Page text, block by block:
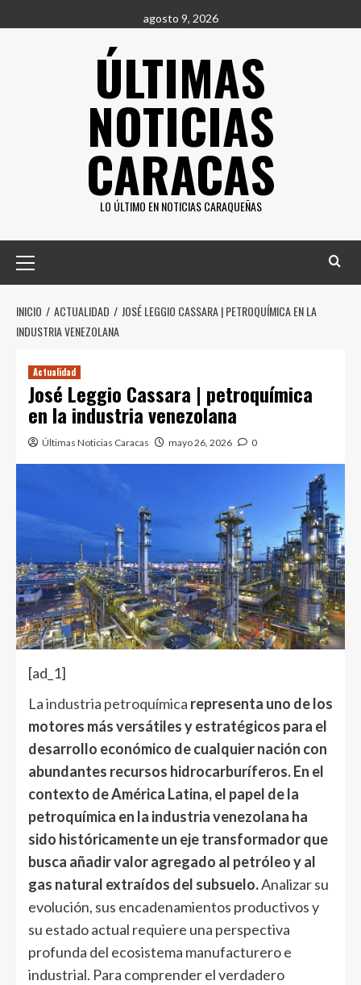
al
agosto 9, 2026
ÚLTIMAS
NOTICIAS
CARACAS
LO ÚLTIMO EN NOTICIAS CARAQUEÑAS
principal
INICIO ACTUALIDAD
JOSÉ LEGGIO CASSARA | PETROQUÍMICA EN LA
INDUSTRIA VENEZOLANA
Actualidad
José Leggio Cassara | petroquímica
en la industria venezolana
Últimas Noticias Caracas mayo 26, 2026 0
[ad_1]
Laindustria petroquímica representa uno de los
motores más versátiles y estratégicos para el
desarrollo económico de cualquier nación con
abundantes recursos hidrocarburíferos. En el
contexto de América Latina, el papel de la
petroquímica en la industria venezolana ha
sido históricamente un eje transformador que
busca añadir valor agregado al petróleo y al
gas natural extraídos del subsuelo.Analizar su
evolución, sus encadenamientos productivos y
su estado actual requiere una perspectiva
profunda del ecosistema manufacturero e
industrial. Para comprender el verdadero